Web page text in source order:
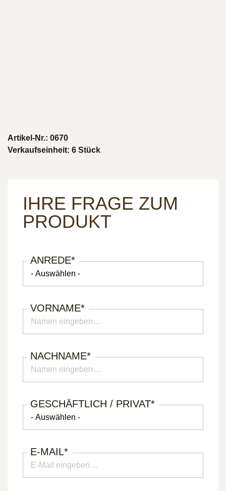
Artikel-Nr.: 0670
Verkaufseinheit: 6 Stück
IHRE FRAGE ZUM
PRODUKT
ANREDE*
VORNAME*
NACHNAME*
GESCHÄFTLICH / PRIVAT*
E-MAIL*